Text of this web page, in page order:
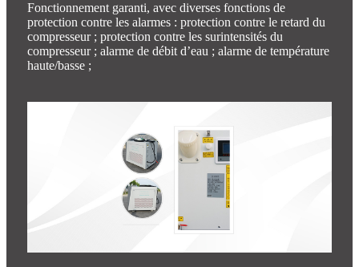
Fonctionnement garanti, avec diverses fonctions de
protection contre les alarmes : protection contre le retard du
compresseur ; protection contre les surintensités du
compresseur ; alarme de débit d’eau ; alarme de température
haute/basse ;